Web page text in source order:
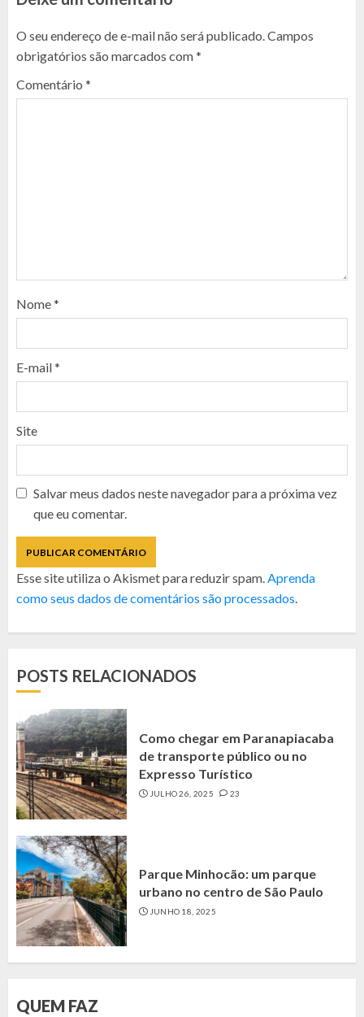
O seu endereço de e-mail não será publicado.Campos
obrigatórios são marcados com*
Comentário *
Nome*
E-mail*
Site
Salvar meus dados neste navegador para a próxima vez
que eu comentar.
Esse site utiliza o Akismet para reduzir spam.Aprenda
como seus dados de comentários são processados.
POSTS RELACIONADOS
Como chegar em Paranapiacaba
de transporte público ou no
Expresso Turístico
JULHO 26, 2025 23
Parque Minhocão: um parque
urbano no centro de São Paulo
JUNHO 18, 2025
QUEM FAZ